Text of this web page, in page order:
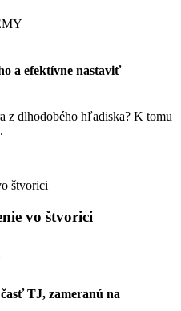
a efektívne nastaviť
z dlhodobého hľadiska? K tomu
vo štvorici
TJ, zameranú na